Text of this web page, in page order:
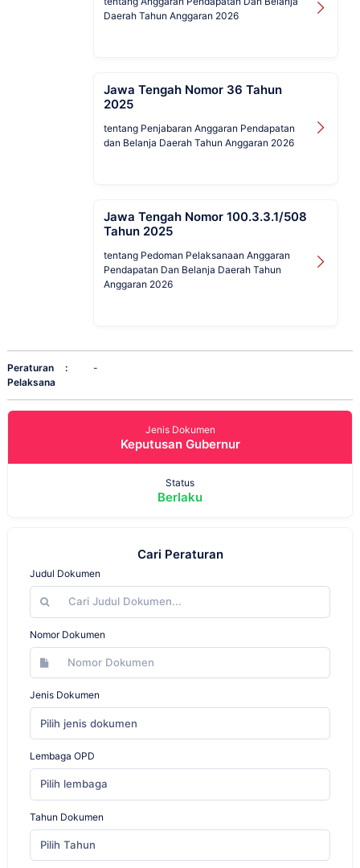
Daerah Tahun Anggaran 2026
Jawa Tengah Nomor 36 Tahun
2025
tentang Penjabaran Anggaran Pendapatan
dan Belanja Daerah Tahun Anggaran 2026
Jawa Tengah Nomor 100.3.3.1/508
Tahun 2025
tentang Pedoman Pelaksanaan Anggaran
Pendapatan Dan Belanja Daerah Tahun
Anggaran 2026
Peraturan
Pelaksana
: -
Jenis Dokumen
Keputusan Gubernur
Status
Berlaku
Cari Peraturan
Judul Dokumen
Nomor Dokumen
Jenis Dokumen
Pilih jenis dokumen
Lembaga OPD
Pilih lembaga
Tahun Dokumen
Pilih Tahun